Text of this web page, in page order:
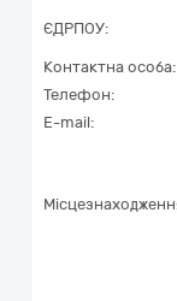
ЄДРПОУ:
Контактна особа:
Телефон:
E-mail: